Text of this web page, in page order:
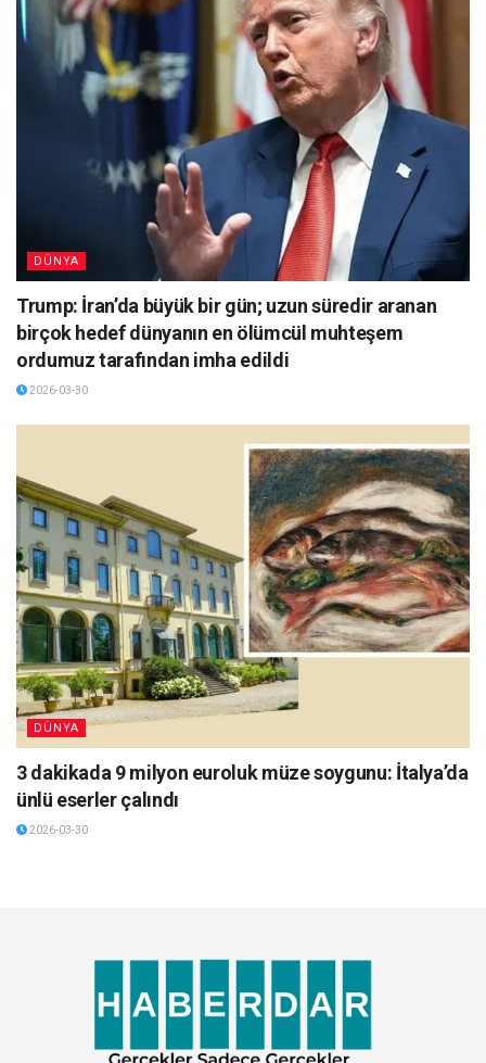
DÜNYA
Trump: İran’da büyük bir gün; uzun süredir aranan
birçok hedef dünyanın en ölümcül muhteşem
ordumuz tarafından imha edildi
2026-03-30
DÜNYA
3 dakikada 9 milyon euroluk müze soygunu: İtalya’da
ünlü eserler çalındı
2026-03-30